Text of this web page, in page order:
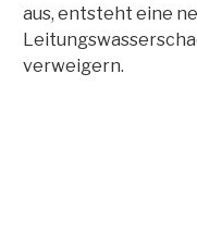
aus, entsteht eine
verweigern.